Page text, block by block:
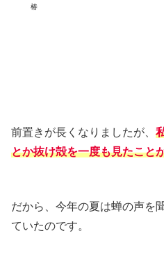
椿
前置きが長くなりましたが、
とか抜け殻を一度も見たこと
だから、今年の夏は蝉の声を
ていたのです。